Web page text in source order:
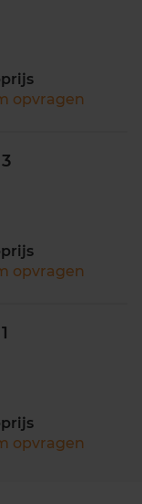
opvragen
opvragen
opvragen